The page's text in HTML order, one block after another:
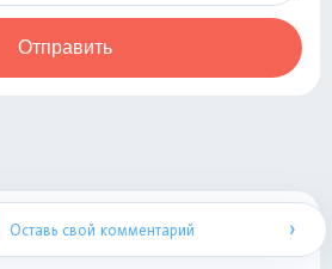
Отправить
Оставь свой комментарий ›